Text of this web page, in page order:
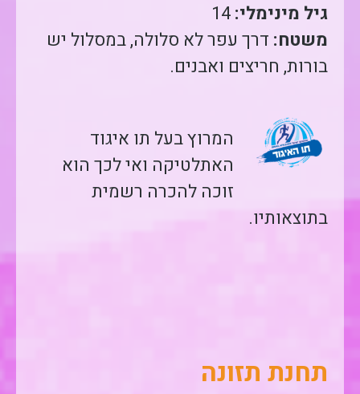
גיל מינימלי:
משטח: דרך עפר לא סלולה, במסלול יש
בורות, חריצים ואבנים.
המרוץ בעל תו איגוד
האתלטיקה ואי לכך הוא
זוכה להכרה רשמית
בתוצאותיו.
תחנת תזונה